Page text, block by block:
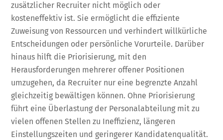
zusätzlicher Recruiter nicht möglich oder
kosteneffektiv ist. Sie ermöglicht die effiziente
Zuweisung von Ressourcen und verhindert willkürliche
Entscheidungen oder persönliche Vorurteile. Darüber
hinaus hilft die Priorisierung, mit den
Herausforderungen mehrerer offener Positionen
umzugehen, da Recruiter nur eine begrenzte Anzahl
gleichzeitig bewältigen können. Ohne Priorisierung
führt eine Überlastung der Personalabteilung mit zu
vielen offenen Stellen zu Ineffizienz, längeren
Einstellungszeiten und geringerer Kandidatenqualität.